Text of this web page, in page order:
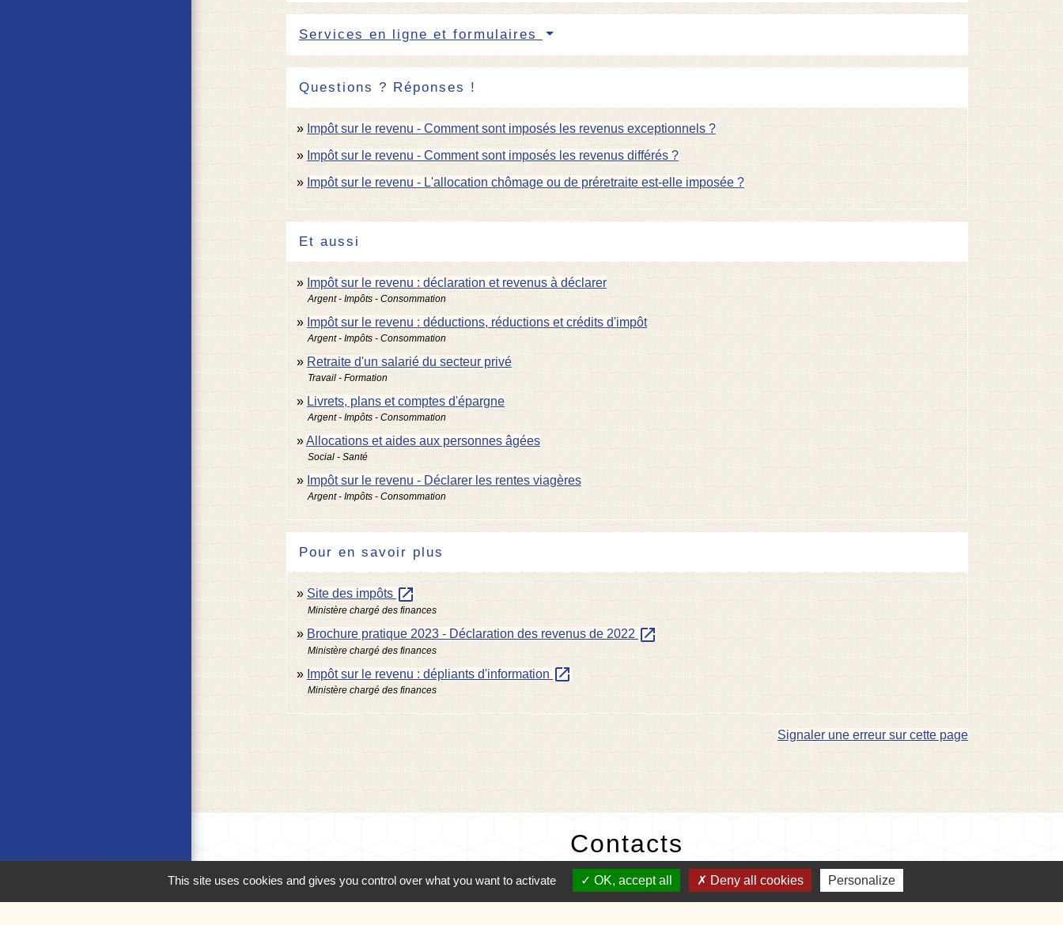
Services en ligne et formulaires
Questions ? Réponses !
Impôt sur le revenu - Comment sont imposés les revenus exceptionnels ?
Impôt sur le revenu - Comment sont imposés les revenus différés ?
Impôt sur le revenu - L'allocation chômage ou de préretraite est-elle imposée ?
Et aussi
Impôt sur le revenu : déclaration et revenus à déclarer
Argent - Impôts - Consommation
Impôt sur le revenu : déductions, réductions et crédits d'impôt
Argent - Impôts - Consommation
Retraite d'un salarié du secteur privé
Travail - Formation
Livrets, plans et comptes d'épargne
Argent - Impôts - Consommation
Allocations et aides aux personnes âgées
Social - Santé
Impôt sur le revenu - Déclarer les rentes viagères
Argent - Impôts - Consommation
Pour en savoir plus
Site des impôts open_in_new
Ministère chargé des finances
Brochure pratique 2023 - Déclaration des revenus de 2022 open_in_new
Ministère chargé des finances
Impôt sur le revenu : dépliants d'information open_in_new
Ministère chargé des finances
Signaler une erreur sur cette page
Contacts
Commune de Charvonnex
585, route du Chef-Lieu
This site uses cookies and gives you control over what you want to activate OK, accept all Deny all cookies Personalize